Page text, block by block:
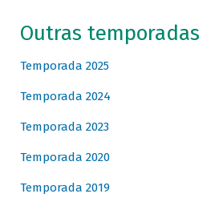
Outras temporadas
Temporada 2025
Temporada 2024
Temporada 2023
Temporada 2020
Temporada 2019